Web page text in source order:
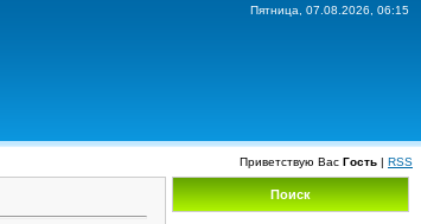
Пятница, 07.08.2026, 06:15
Приветствую Вас Гость | RSS
Поиск